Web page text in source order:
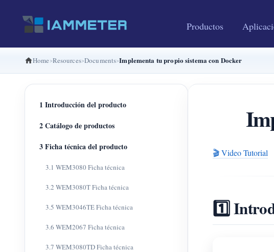
Productos
Home Resources Documents Implementa tu propio sistema con Docker
1 Introducción del producto
2 Catálogo de productos
3 Ficha técnica del producto
3.1 WEM3080 Ficha técnica
3.2 WEM3080T Ficha técnica
3.5 WEM3046TE Ficha técnica
3.6 WEM2067 Ficha técnica
3.7 WEM3080TD Ficha técnica
🎬 Video Tutorial
1️⃣